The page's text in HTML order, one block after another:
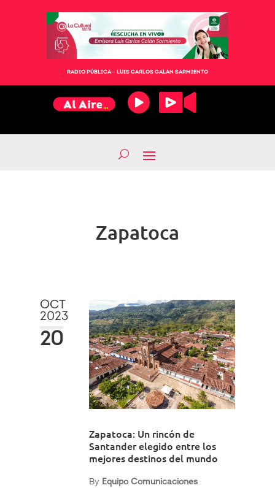
RADIO PÚBLICA – LUIS CARLOS GALÁN SARMIENTO
Zapatoca
OCT
2023
20
Zapatoca: Un rincón de
Santander elegido entre los
mejores destinos del mundo
By Equipo Comunicaciones